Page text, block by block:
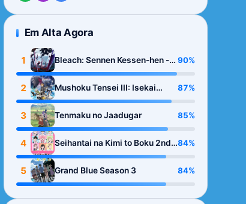
Em Alta Agora
1
Bleach: Sennen Kessen-hen -
Kashin-tan
90%
2
Mushoku Tensei III: Isekai
Ittara Honki Dasu
87%
3 Tenmaku no Jaadugar 85%
4
Seihantai na Kimi to Boku 2nd
Season
84%
5 Grand Blue Season 3 84%